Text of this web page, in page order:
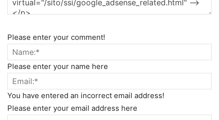
Please enter your comment!
Please enter your name here
You have entered an incorrect email address!
Please enter your email address here